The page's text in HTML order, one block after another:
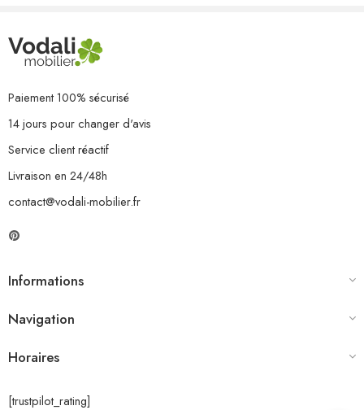
Paiement 100% sécurisé
14 jours pour changer d'avis
Service client réactif
Livraison en 24/48h
contact@vodali-mobilier.fr
Informations
Navigation
Horaires
[trustpilot_rating]